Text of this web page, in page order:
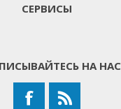
СЕРВИСЫ
НА НАС